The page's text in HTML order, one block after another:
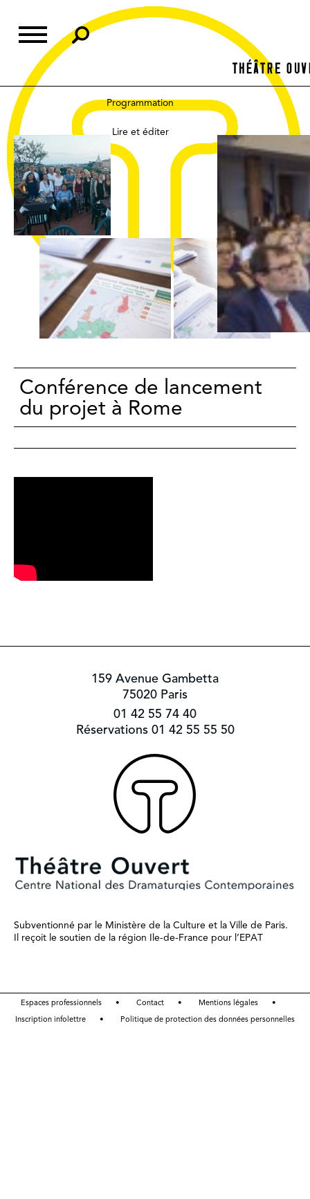
content
Programmation
Lire et éditer
Conférence de lancement
du projet à Rome
159 Avenue Gambetta
75020 Paris
01 42 55 74 40
Réservations 01 42 55 55 50
Subventionné par le Ministère de la Culture et la Ville de Paris.
Il reçoit le soutien de la région Ile-de-France pour l’EPAT
Espaces professionnels Contact
Mentions légales
Inscription infolettre
Politique de protection des données personnelles